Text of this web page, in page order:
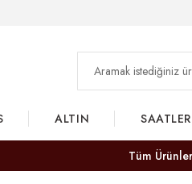
ALTIN SAATLER
Tüm